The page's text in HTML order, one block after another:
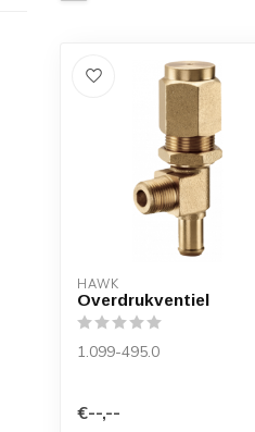
HAWK
Overdrukventiel
1.099-495.0
€--,--